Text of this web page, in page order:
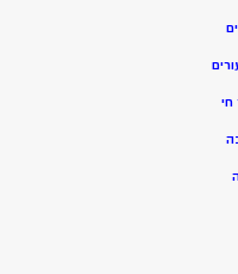
חי